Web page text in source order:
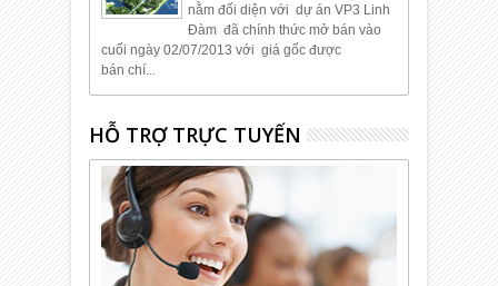
nằm đối diện với dự án VP3 Linh
Đàm đã chính thức mở bán vào
cuối ngày 02/07/2013 với giá gốc được
bán chí...
HỖ TRỢ TRỰC TUYẾN